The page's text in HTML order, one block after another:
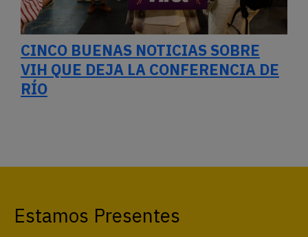
CINCO BUENAS NOTICIAS SOBRE
VIH QUE DEJA LA CONFERENCIA DE
RÍO
Estamos Presentes